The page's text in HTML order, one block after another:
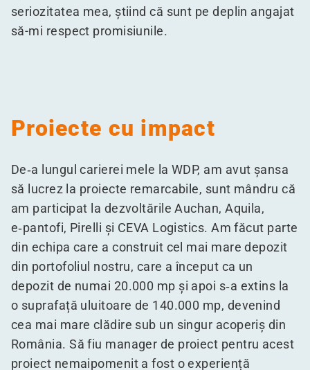
seriozitatea mea, știind că sunt pe deplin angajat
să-mi respect promisiunile.
Proiecte cu impact
De‑a lungul carierei mele la WDP, am avut șansa
să lucrez la proiecte remarcabile, sunt mândru că
am participat la dezvoltările Auchan, Aquila,
e‑pantofi, Pirelli și CEVA Logistics. Am făcut parte
din echipa care a construit cel mai mare depozit
din portofoliul nostru, care a început ca un
depozit de numai 20.000 mp și apoi s‑a extins la
o suprafață uluitoare de 140.000 mp, devenind
cea mai mare clădire sub un singur acoperiș din
România. Să fiu manager de proiect pentru acest
proiect nemaipomenit a fost o experiență